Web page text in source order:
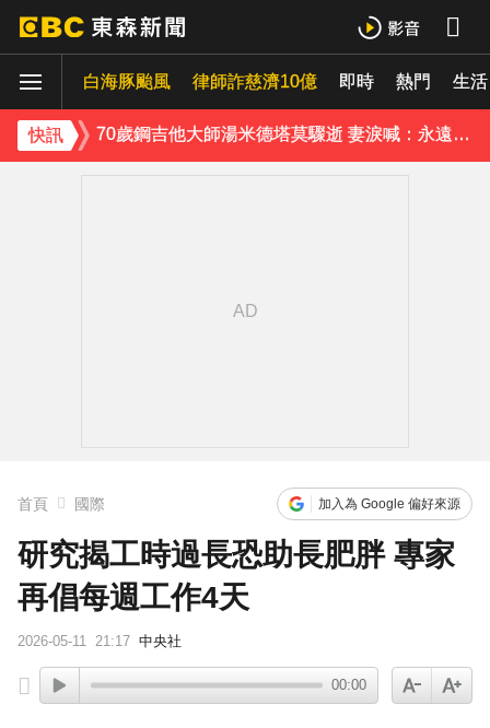
白海豚颱風 律師詐慈濟10億 即時 熱門 生活
快訊
70歲鋼吉他大師湯米德塔莫驟逝 妻淚喊：永遠是我一生摯愛
姜厚任小24歲女友「3碩1博」造假？ 台大回應了
首頁 國際 加入為 Google 偏好來源
研究揭工時過長恐助長肥胖 專家
再倡每週工作4天
2026-05-11 21:17 中央社
00:00